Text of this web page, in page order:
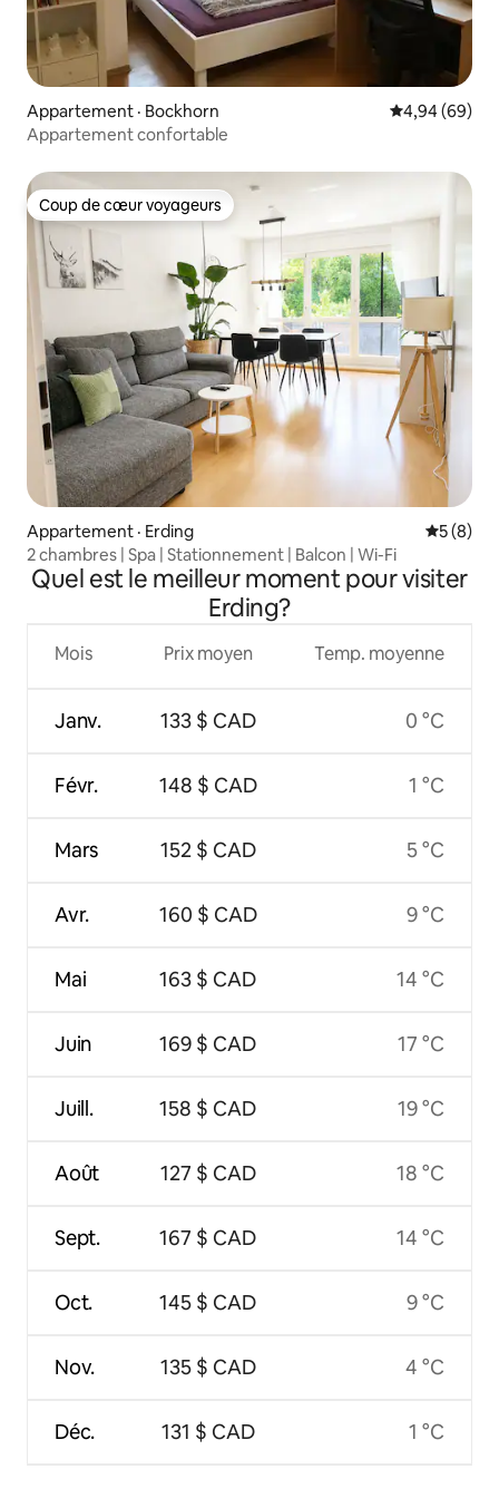
Appartement · Bockhorn Note
4,94 (69)
Appartement confortable
Coup de cœur voyageurs
Coup de cœur voyageurs
Appartement · Erding Note
5 (8)
2 chambres | Spa | Stationnement | Balcon | Wi-Fi
Quel est le meilleur moment pour visiter
Erding?
Mois
Janv.
Févr.
Mars
Avr.
Mai
Juin
Juill.
Août
Sept.
Oct.
Nov.
Déc.
Prix moyen
133 $ CAD
148 $ CAD
152 $ CAD
160 $ CAD
163 $ CAD
169 $ CAD
158 $ CAD
127 $ CAD
167 $ CAD
145 $ CAD
135 $ CAD
131 $ CAD
Temp. moyenne
0 °C
1 °C
5 °C
9 °C
14 °C
17 °C
19 °C
18 °C
14 °C
9 °C
4 °C
1 °C